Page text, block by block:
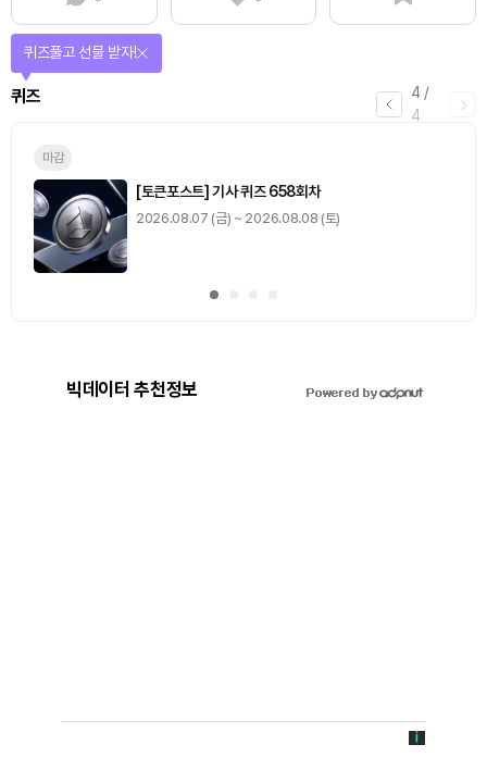
4 /
4
퀴즈
퀴즈풀고 선물 받자!
마감
[토큰포스트] 기사 퀴즈 658회차
2026.08.07 (금) ~ 2026.08.08 (토)
빅데이터 추천정보